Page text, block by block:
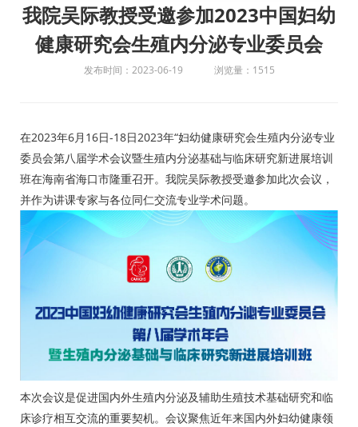
我院吴际教授受邀参加2023中国妇幼
健康研究会生殖内分泌专业委员会
发布时间：2023-06-19 浏览量：1515
在2023年6月 16日-18日2023年“妇幼健康研究会生殖内分泌专业
委员会第八届学术会议暨生殖内分泌基础与临床研究新进展培训
班在海南省海口市隆重召开。我院吴际教授受邀参加此次会议，
并作为讲课专家与各位同仁交流专业学术问题。
本次会议是促进国内外生殖内分泌及辅助生殖技术基础研究和临
床诊疗相互交流的重要契机。会议聚焦近年来国内外妇幼健康领